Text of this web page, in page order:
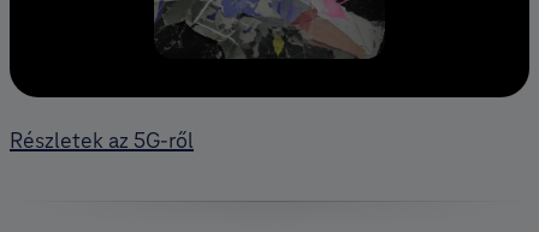
Részletek az 5G-ről